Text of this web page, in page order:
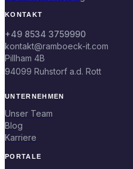
KONTAKT
+49 8534 3759990
kontakt@ramboeck-it.com
Pillham 4B
94099 Ruhstorf a.d. Rott
UNTERNEHMEN
Unser Team
Blog
Karriere
PORTALE